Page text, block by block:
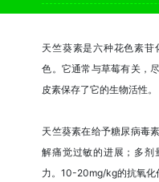
天竺葵素是六种花色素苷
色。它通常与草莓有关，
皮素保存了它的生物活性。
天竺葵素在给予糖尿病毒
解痛觉过敏的进展；多剂
力。10-20mg/kg的抗氧化